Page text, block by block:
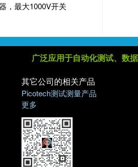
，最大1000V开关
广泛应用于自动化测试、数
其它公司的相关产品
Picotech测试测量产品
更多